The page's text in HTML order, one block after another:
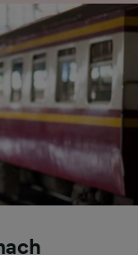
Zugriff auf
Messung
von